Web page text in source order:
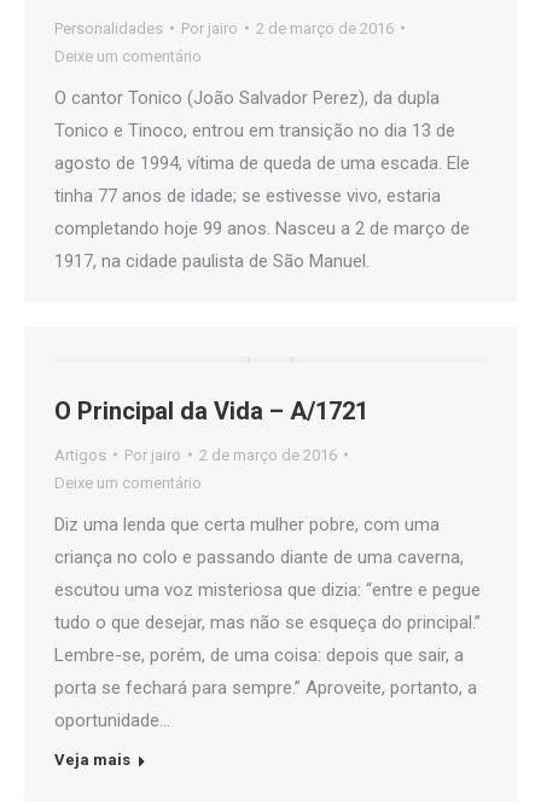
Personalidades Por jairo
2 de março de 2016
Deixe um comentário
O cantor Tonico (João Salvador Perez), da dupla
Tonico e Tinoco, entrou em transição no dia 13 de
agosto de 1994, vítima de queda de uma escada. Ele
tinha 77 anos de idade; se estivesse vivo, estaria
completando hoje 99 anos. Nasceu a 2 de março de
1917, na cidade paulista de São Manuel.
O Principal da Vida – A/1721
Artigos Por jairo
2 de março de 2016
Deixe um comentário
Diz uma lenda que certa mulher pobre, com uma
criança no colo e passando diante de uma caverna,
escutou uma voz misteriosa que dizia: “entre e pegue
tudo o que desejar, mas não se esqueça do principal.”
Lembre-se, porém, de uma coisa: depois que sair, a
porta se fechará para sempre.” Aproveite, portanto, a
oportunidade…
Veja mais